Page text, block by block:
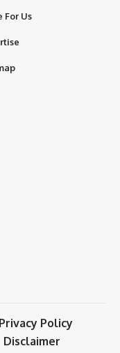
For Us
Privacy Policy
Disclaimer